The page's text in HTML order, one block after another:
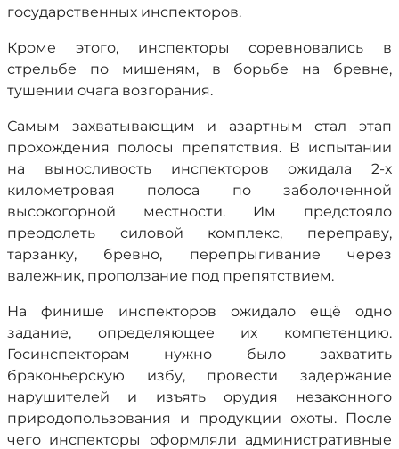
государственных инспекторов.
Кроме этого, инспекторы соревновались в
стрельбе по мишеням, в борьбе на бревне,
тушении очага возгорания.
Самым захватывающим и азартным стал этап
прохождения полосы препятствия. В испытании
на выносливость инспекторов ожидала 2-х
километровая полоса по заболоченной
высокогорной местности. Им предстояло
преодолеть силовой комплекс, переправу,
тарзанку, бревно, перепрыгивание через
валежник, проползание под препятствием.
На финише инспекторов ожидало ещё одно
задание, определяющее их компетенцию.
Госинспекторам нужно было захватить
браконьерскую избу, провести задержание
нарушителей и изъять орудия незаконного
природопользования и продукции охоты. После
чего инспекторы оформляли административные